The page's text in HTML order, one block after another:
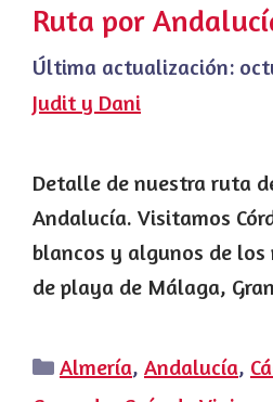
Ruta por
Última actualización:
Judit y Dani
Detalle de nuestra ruta
Andalucía. Visitamos
blancos y algunos de los
de playa de Málaga,
Categorías
Almería, Andalucía,